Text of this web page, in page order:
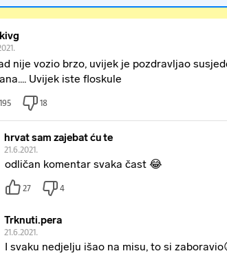
nije vozio brzo, uvijek je pozdravljao
Uvijek iste floskule
195 18
hrvat sam zajebat ću te
21.6.2021.
odličan komentar svaka čast 😂
27 4
Trknuti.pera
21.6.2021.
I svaku nedjelju išao na misu, to si